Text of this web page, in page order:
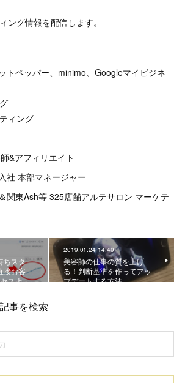
ング情報を配信します。
トペッパー、minimo、Googleマイビジネ
ィング
&アフィリエイト
社 本部マネージャー
関東Ash等 325店舗アルテサロン マーケテ
ちスタ
接お客
セス上…
2019.01.24 14:49
美容師の仕事の質を上げ
る！判断基準を作ってアッ
プデートする方法
事を検索